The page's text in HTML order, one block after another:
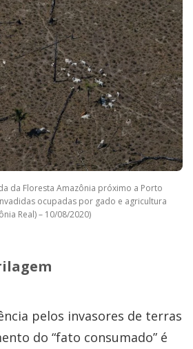
da Floresta Amazônia próximo a Porto
ocupadas por gado e agricultura
Real) – 10/08/2020)
pelos invasores de terras
do “fato consumado” é